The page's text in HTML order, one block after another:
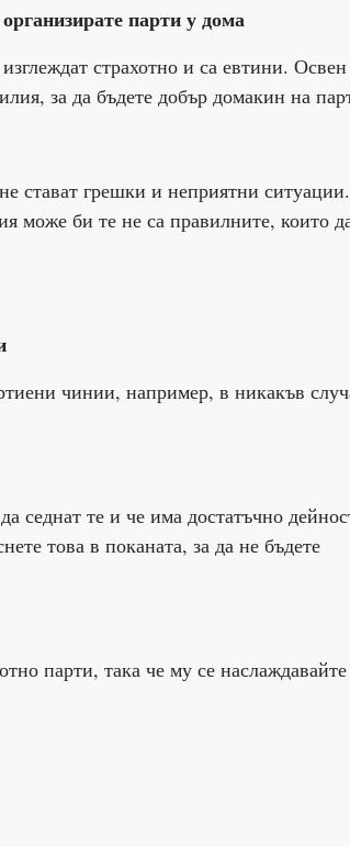
парти у дома
страхотно и са евтини.
за да бъдете добър домакин на
стават грешки и неприятни
може би те не са правилните, които
чинии, например, в никакъв
седнат те и че има достатъчно
това в поканата, за да не бъдете
парти, така че му се наслаждавайте